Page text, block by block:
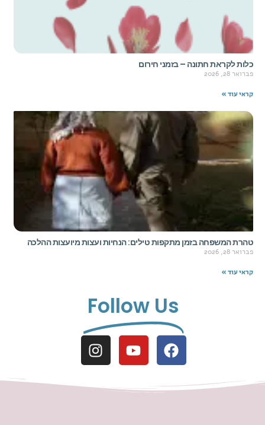
כלות לקראת חתונה – בזמני חירום
פברואר 28, 2026
קראי עוד »
טהרת המשפחה בזמן מתקפות טילים: הנחיות ועצות מיועצות ההלכה
פברואר 28, 2026
קראי עוד »
Follow Us